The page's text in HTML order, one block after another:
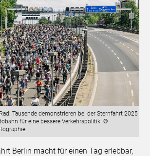
Tausende demonstrieren bei der Sternfahrt 2025
für eine bessere Verkehrspolitik. ©
Berlin macht für einen Tag erlebbar,